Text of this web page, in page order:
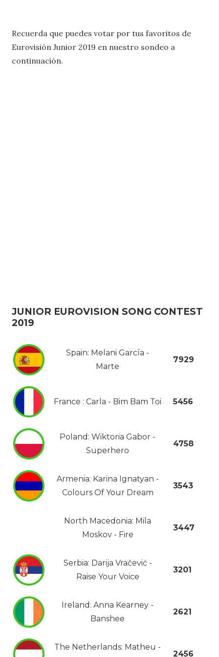
Recuerda que puedes votar por tus favoritos de
Eurovisión Junior 2019 en nuestro sondeo a
continuación.
JUNIOR EUROVISION SONG CONTEST
2019
Spain: Melani García -
Marte
7929
France : Carla - Bim Bam Toi 5456
Poland: Wiktoria Gabor -
Superhero
4758
Armenia: Karina Ignatyan -
Colours Of Your Dream
3543
North Macedonia: Mila
Moskov - Fire
3447
Serbia: Darija Vračević -
Raise Your Voice
3201
Ireland: Anna Kearney -
Banshee
2621
The Netherlands: Matheu -
2456